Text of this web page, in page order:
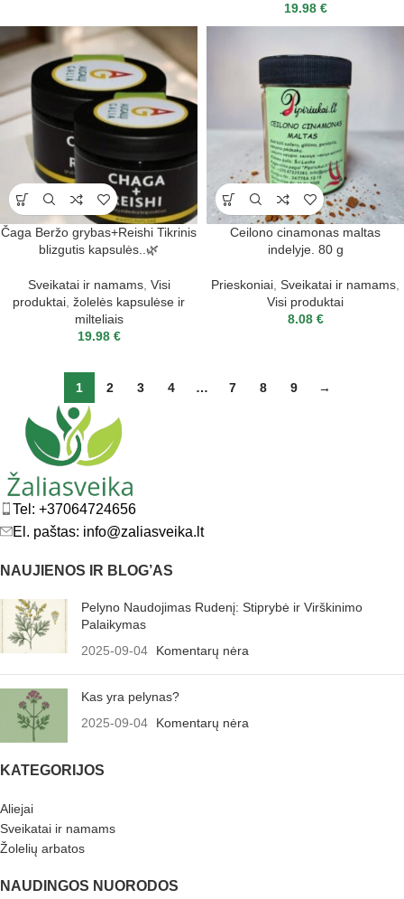
19.98 €
Čaga Beržo grybas+Reishi Tikrinis
blizgutis kapsulės..🌿
Sveikatai ir namams, Visi
produktai žolelės kapsulėse ir
milteliais
19.98 €
Ceilono cinamonas maltas
indelyje. 80 g
Prieskoniai Sveikatai ir namams
Visi produktai
8.08 €
1 2 3 4 … 7 8 9 →
Tel: +37064724656
El. paštas: info@zaliasveika.lt
NAUJIENOS IR BLOG’AS
Pelyno Naudojimas Rudenį: Stiprybė ir Virškinimo
Palaikymas
2025-09-04
Komentarų nėra
Kas yra pelynas?
2025-09-04
Komentarų nėra
KATEGORIJOS
Aliejai
Sveikatai ir namams
Žolelių arbatos
NAUDINGOS NUORODOS